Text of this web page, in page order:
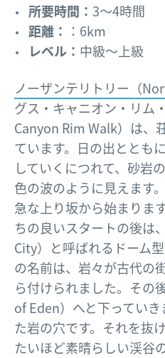
所要時間： 3～4時間
距離： ：6km
レベル： 中級～上級
ノーザンテリトリー（
グス・キャニオン・リム
Canyon Rim Walk）は、
ています。日の出ととも
していくにつれて、砂岩
色の波のように見えます
急な上り坂から始まりま
ちの良いスタートの後は
City）と呼ばれるドーム
の名前は、岩々が古代の
ら付けられました。その
of Eden）へと下ってい
た岩の穴です。それを抜
たいほど素晴らしい渓谷